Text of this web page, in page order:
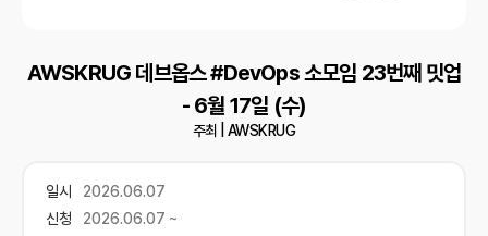
AWSKRUG 데브옵스 #DevOps 소모임 23번째 밋업
- 6월 17일 (수)
주최 |AWSKRUG
일시
2026.06.07
신청
2026.06.07 ~